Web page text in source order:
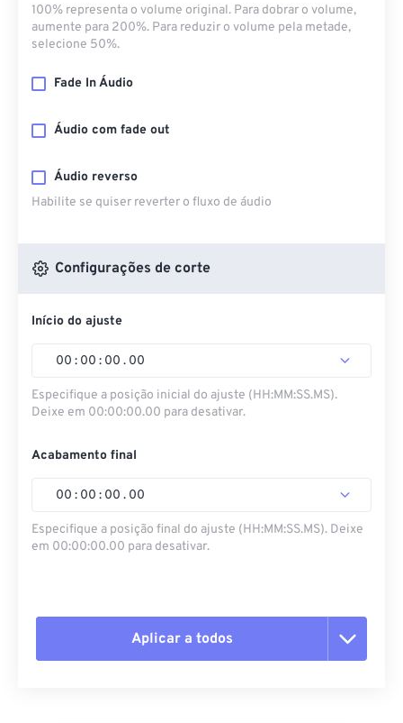
100% representa o volume original. Para dobrar o volume,
aumente para 200%. Para reduzir o volume pela metade,
selecione 50%.
Fade In Áudio
Áudio com fade out
Áudio reverso
Habilite se quiser reverter o fluxo de áudio
Configurações de corte
Início do ajuste
00 : 00 : 00 . 00
Especifique a posição inicial do ajuste (HH:MM:SS.MS).
Deixe em 00:00:00.00 para desativar.
Acabamento final
00 : 00 : 00 . 00
Especifique a posição final do ajuste (HH:MM:SS.MS). Deixe
em 00:00:00.00 para desativar.
Aplicar a todos